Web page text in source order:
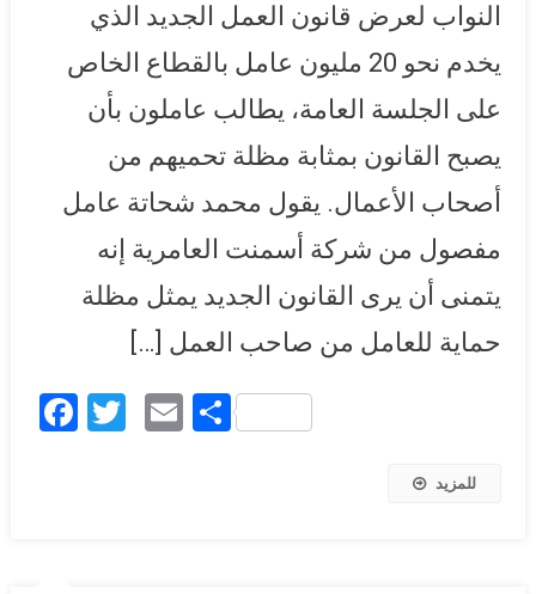
النواب لعرض قانون العمل الجديد الذي
يخدم نحو 20 مليون عامل بالقطاع الخاص
على الجلسة العامة، يطالب عاملون بأن
يصبح القانون بمثابة مظلة تحميهم من
أصحاب الأعمال. يقول محمد شحاتة عامل
مفصول من شركة أسمنت العامرية إنه
يتمنى أن يرى القانون الجديد يمثل مظلة
حماية للعامل من صاحب العمل […]
Facebook
Twitter
EmailShare
للمزيد